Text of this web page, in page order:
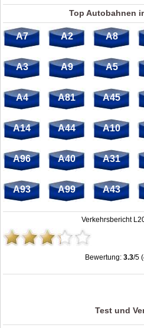
Top Autobahnen
A7 A2 A8
A3 A9 A5
A4 A81 A45
A14 A44 A10
A96 A40 A31
A93 A99 A43
Verkehrsbericht
Bewertung:3.3/5
Stau L201: Unfälle, Sperrung & Baustellen
Test und